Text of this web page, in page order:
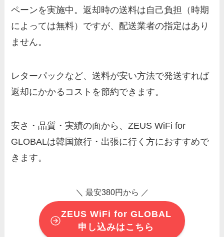
ペーンを実施中。返却時の送料は自己負担（時期
によっては無料）ですが、配送業者の指定はあり
ません。
レターパックなど、送料が安い方法で発送すれば
返却にかかるコストを節約できます。
安さ・品質・実績の面から、ZEUS WiFi for
GLOBALは韓国旅行・出張に行く方におすすめで
きます。
＼ 最安380円から ／
ZEUS WiFi for GLOBAL
申し込みはこちら